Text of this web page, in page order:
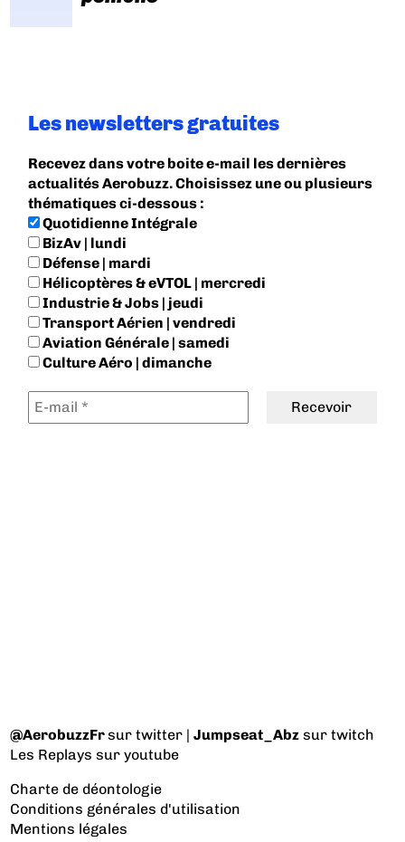
Les newsletters gratuites
Recevez dans votre boite e-mail les dernières
actualités Aerobuzz. Choisissez une ou plusieurs
thématiques ci-dessous :
Quotidienne Intégrale
BizAv | lundi
Défense | mardi
Hélicoptères & eVTOL | mercredi
Industrie & Jobs | jeudi
Transport Aérien | vendredi
Aviation Générale | samedi
Culture Aéro | dimanche
@AerobuzzFrsur twitter |Jumpseat_Abz sur twitch
Les Replays sur youtube
Charte de déontologie
Conditions générales d'utilisation
Mentions légales